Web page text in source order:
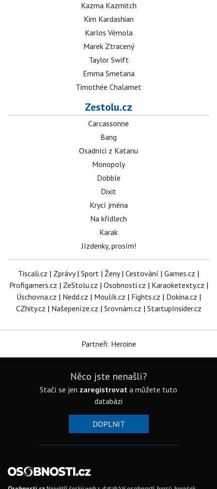
Kazma Kazmitch
Kim Kardashian
Karlos Vémola
Marek Ztracený
Taylor Swift
Emma Smetana
Timothée Chalamet
Zestolu.cz
Carcassonne
Bang
Osadníci z Katanu
Monopoly
Dobble
Dixit
Krycí jména
Na křídlech
Karak
Jízdenky, prosím!
Tiscali.cz | Zprávy| Sport | Ženy| Cestování | Games.cz |
Profigamers.cz | ZeStolu.cz | Osobnosti.cz | Karaoketexty.cz |
Úschovna.cz | Nedd.cz | Moulík.cz | Fights.cz | Dokina.cz |
CZhity.cz | Našepeníze.cz | Srovnám.cz | StartupInsider.cz
Partneři: Heroine
Něco jste nenašli?
Stačí se jen zaregistrovat a můžete tuto
databázi
DOPLNIT